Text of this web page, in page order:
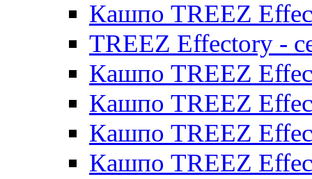
Кашпо TREEZ
TREEZ Effectory -
Кашпо TREEZ
Кашпо TREEZ
Кашпо TREEZ
Кашпо TREEZ